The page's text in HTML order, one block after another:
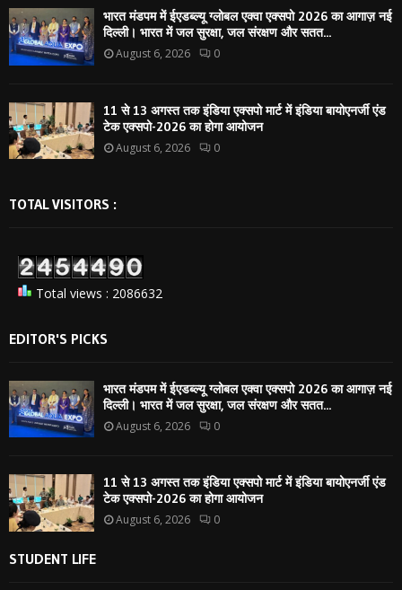
भारत मंडपम में ईएडब्ल्यू ग्लोबल एक्वा एक्सपो 2026 का आगाज़ नई
दिल्ली। भारत में जल सुरक्षा, जल संरक्षण और सतत...
August 6, 2026 0
11 से 13 अगस्त तक इंडिया एक्सपो मार्ट में इंडिया बायोएनर्जी एंड
टेक एक्सपो-2026 का होगा आयोजन
August 6, 2026 0
TOTAL VISITORS :
Total views : 2086632
EDITOR'S PICKS
भारत मंडपम में ईएडब्ल्यू ग्लोबल एक्वा एक्सपो 2026 का आगाज़ नई
दिल्ली। भारत में जल सुरक्षा, जल संरक्षण और सतत...
August 6, 2026 0
11 से 13 अगस्त तक इंडिया एक्सपो मार्ट में इंडिया बायोएनर्जी एंड
टेक एक्सपो-2026 का होगा आयोजन
August 6, 2026 0
STUDENT LIFE